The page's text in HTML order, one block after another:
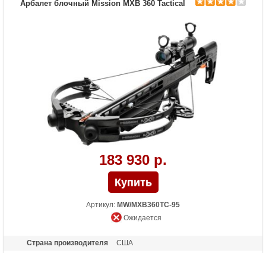
Ручной натяжитель, чехол Mission
Тактический приклад
Арбалет блочный Mission MXB 360 Tactical
183 930 р.
Артикул: MW/MXB360TC-95
Ожидается
Страна производителя
США